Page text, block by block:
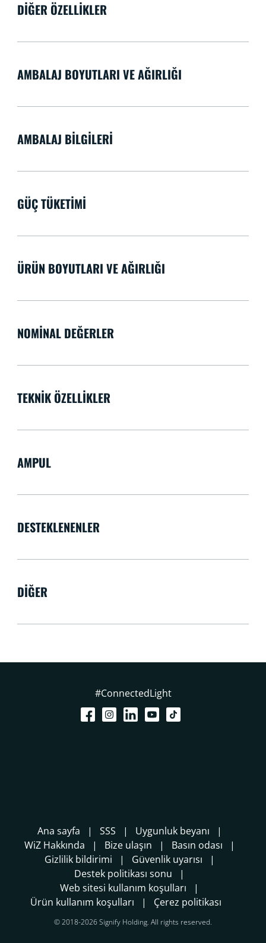
DIĞER ÖZELLIKLER
AMBALAJ BOYUTLARI VE AĞIRLIĞI
AMBALAJ BILGILERI
GÜÇ TÜKETIMI
ÜRÜN BOYUTLARI VE AĞIRLIĞI
NOMINAL DEĞERLER
TEKNIK ÖZELLIKLER
AMPUL
DESTEKLENENLER
DIĞER
#ConnectedLight
Ana sayfa SSS
Uygunluk beyanı
WiZ Hakkında
Bize ulaşın
Basın odası
Gizlilik bildirimi
Güvenlik uyarısı
Destek politikası sonu
Web sitesi kullanım koşulları
Ürün kullanım koşulları
Çerez politikası
© 2018-2026 Signify Holding. All rights reserved.